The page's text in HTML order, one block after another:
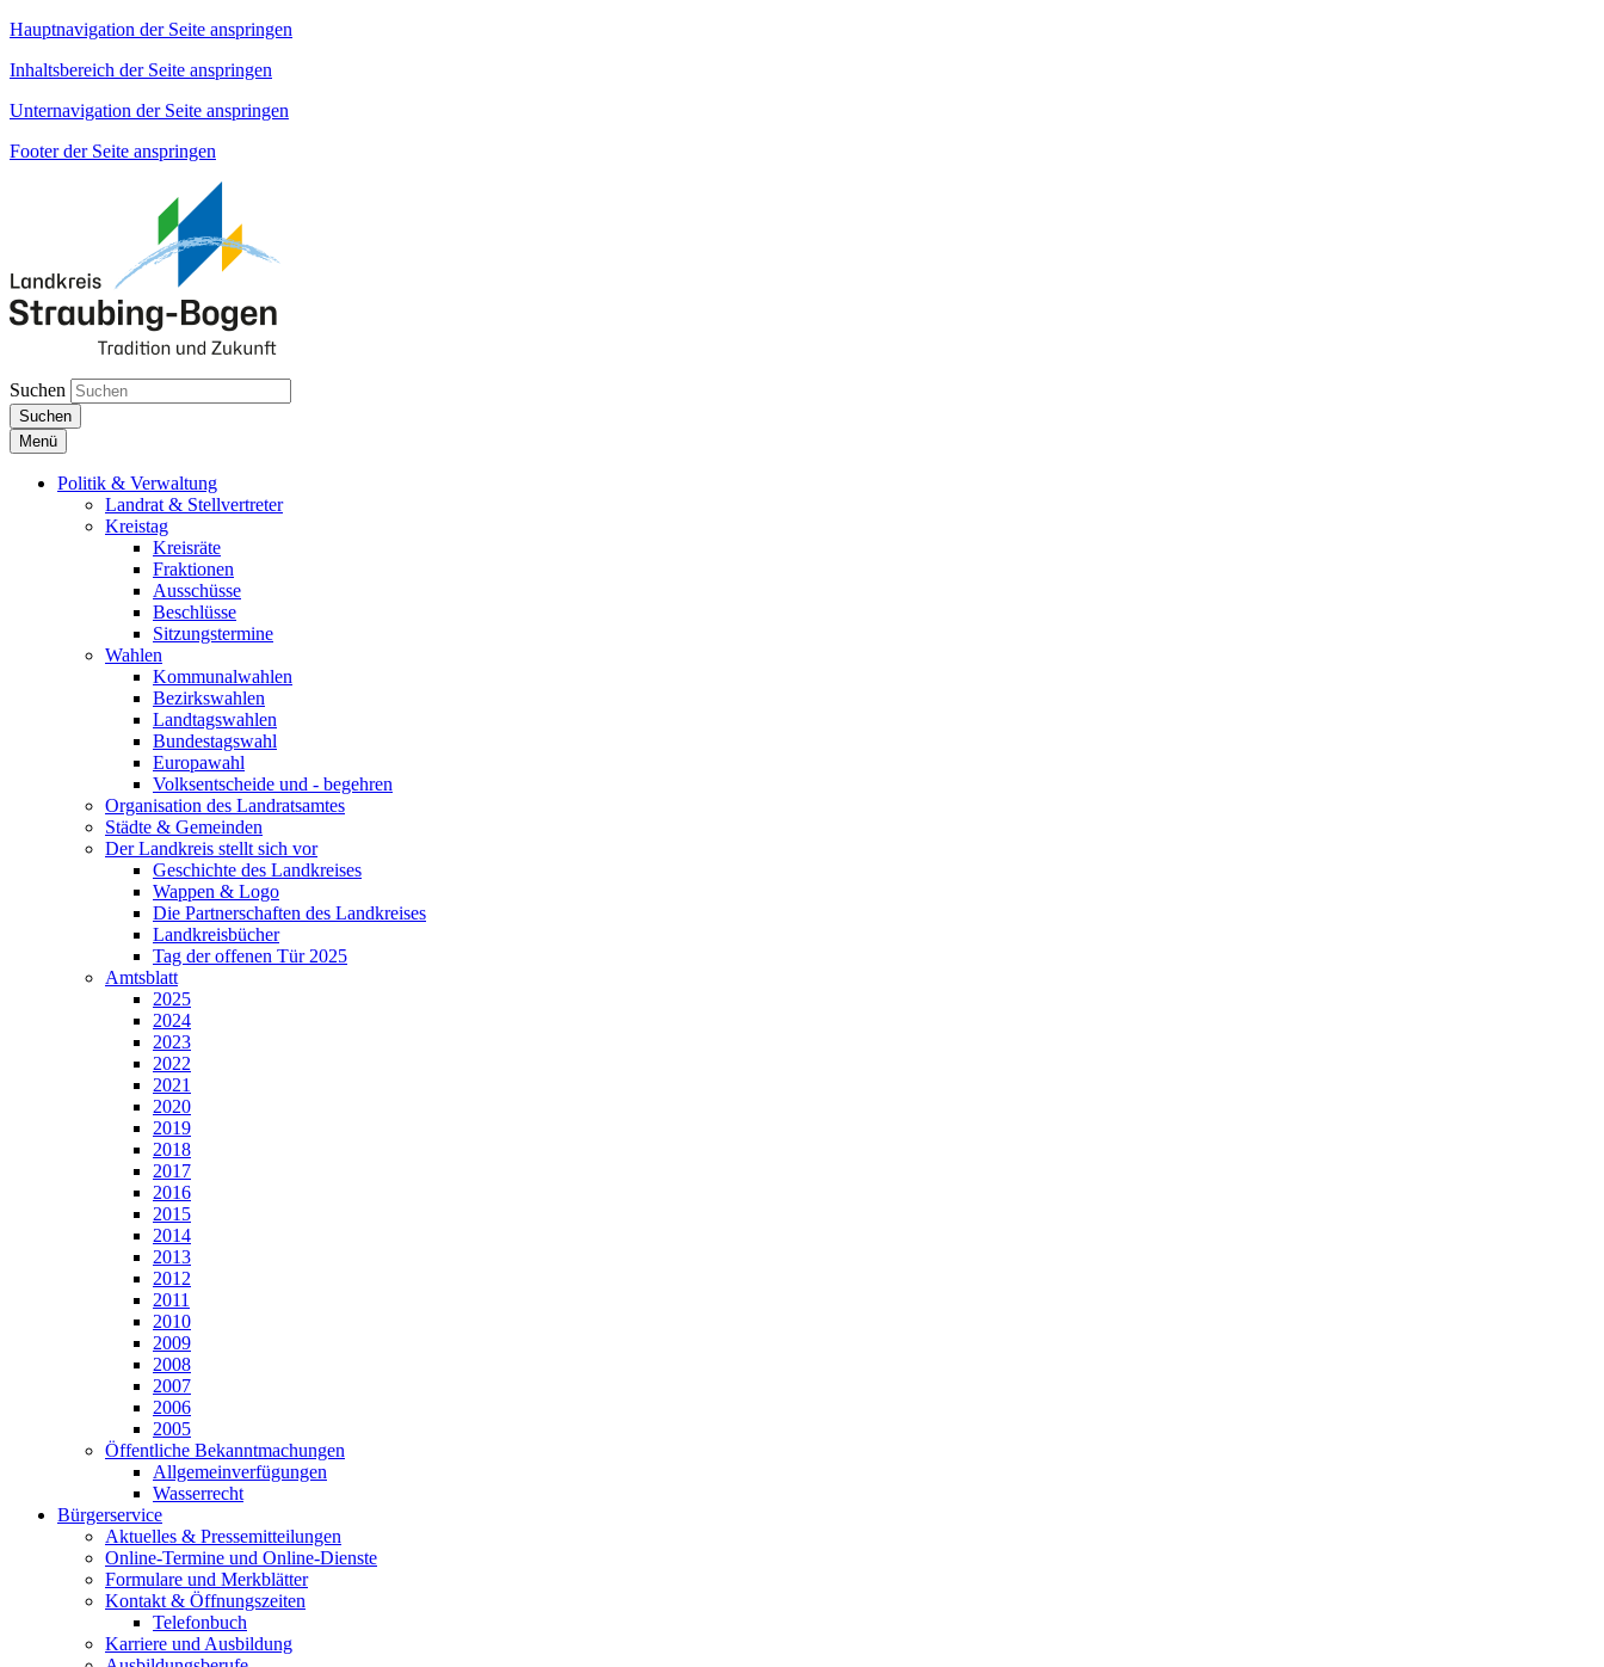
Hauptnavigation der Seite anspringen
Inhaltsbereich der Seite anspringen
Unternavigation der Seite anspringen
Footer der Seite anspringen
Suchen
Suchen
Menü
Politik & Verwaltung
Landrat & Stellvertreter
Kreistag
Kreisräte
Fraktionen
Ausschüsse
Beschlüsse
Sitzungstermine
Wahlen
Kommunalwahlen
Bezirkswahlen
Landtagswahlen
Bundestagswahl
Europawahl
Volksentscheide und - begehren
Organisation des Landratsamtes
Städte & Gemeinden
Der Landkreis stellt sich vor
Geschichte des Landkreises
Wappen & Logo
Die Partnerschaften des Landkreises
Landkreisbücher
Tag der offenen Tür 2025
Amtsblatt
2025
2024
2023
2022
2021
2020
2019
2018
2017
2016
2015
2014
2013
2012
2011
2010
2009
2008
2007
2006
2005
Öffentliche Bekanntmachungen
Allgemeinverfügungen
Wasserrecht
Bürgerservice
Aktuelles & Pressemitteilungen
Online-Termine und Online-Dienste
Formulare und Merkblätter
Kontakt & Öffnungszeiten
Telefonbuch
Karriere und Ausbildung